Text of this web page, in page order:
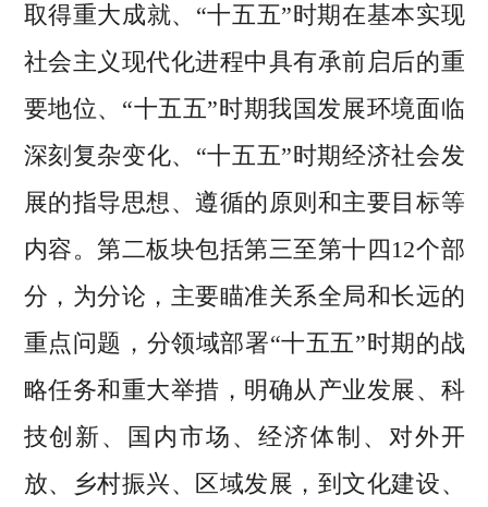
取得重大成就、“十五五”时期在基本实现
社会主义现代化进程中具有承前启后的重
要地位、“十五五”时期我国发展环境面临
深刻复杂变化、“十五五”时期经济社会发
展的指导思想、遵循的原则和主要目标等
内容。第二板块包括第三至第十四12个部
分，为分论，主要瞄准关系全局和长远的
重点问题，分领域部署“十五五”时期的战
略任务和重大举措，明确从产业发展、科
技创新、国内市场、经济体制、对外开
放、乡村振兴、区域发展，到文化建设、